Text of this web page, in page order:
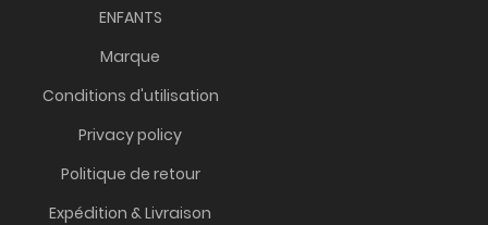
ENFANTS
Marque
Conditions d'utilisation
Privacy policy
Politique de retour
Expédition & Livraison